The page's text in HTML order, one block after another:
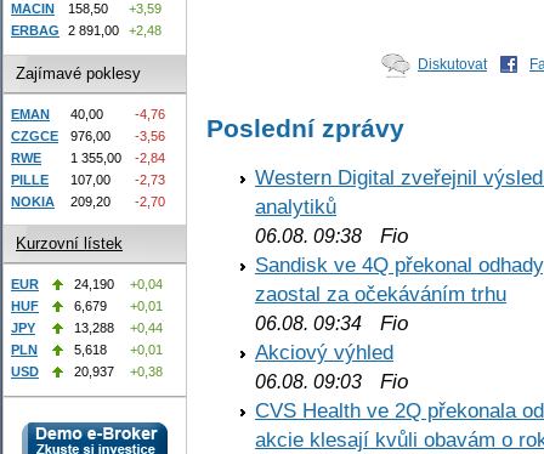
Diskutovat
Poslední zprávy
Western Digital zveřejnil
analytiků
06.08. 09:38 Fio
Sandisk ve 4Q překonal
zaostal za očekáváním trhu
06.08. 09:34 Fio
Akciový výhled
06.08. 09:03 Fio
CVS Health ve 2Q překonala
akcie klesají kvůli obavám o
MACIN
158,50
+3,59
ERBAG
2 891,00 +2,48
Zajímavé poklesy
EMAN 40,00
-4,76
CZGCE
976,00
-3,56
RWE
1 355,00
-2,84
PILLE
107,00
-2,73
NOKIA
209,20 -2,70
Kurzovní lístek
EUR 24,190
+0,04
HUF
6,679
+0,01
JPY
13,288
+0,44
PLN
5,618
+0,01
USD
20,937 +0,38